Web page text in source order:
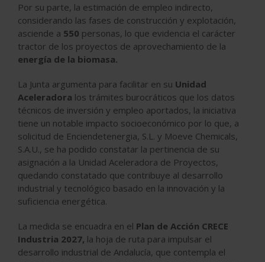
Por su parte, la estimación de empleo indirecto,
considerando las fases de construcción y explotación,
asciende a 550 personas, lo que evidencia el carácter
tractor de los proyectos de aprovechamiento de la
energía de la biomasa.
La Junta argumenta para facilitar en su Unidad
Aceleradora los trámites burocráticos que los datos
técnicos de inversión y empleo aportados, la iniciativa
tiene un notable impacto socioeconómico por lo que, a
solicitud de Enciendetenergia, S.L. y Moeve Chemicals,
S.A.U., se ha podido constatar la pertinencia de su
asignación a la Unidad Aceleradora de Proyectos,
quedando constatado que contribuye al desarrollo
industrial y tecnológico basado en la innovación y la
suficiencia energética.
La medida se encuadra en el Plan de Acción CRECE
Industria 2027, la hoja de ruta para impulsar el
desarrollo industrial de Andalucía, que contempla el